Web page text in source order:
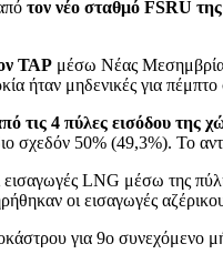
τον νέο σταθμό FSRU
ΤΑΡ μέσω Νέας
ήταν μηδενικές για
τις 4 πύλες εισόδου της
50% (49,3%). Το
εισαγωγές LNG μέσω της
οι εισαγωγές
για 9ο συνεχόμενο